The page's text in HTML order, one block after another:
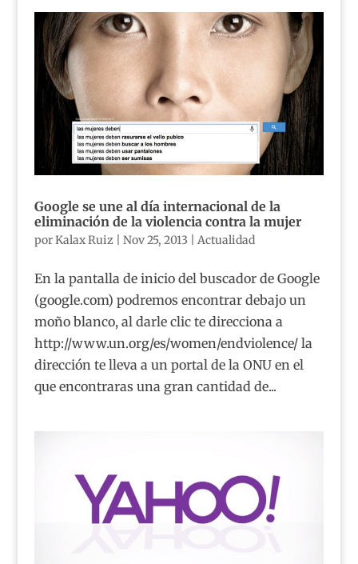
Google se une al día internacional de la
eliminación de la violencia contra la mujer
porKalax Ruiz Nov 25, 2013 Actualidad
En la pantalla de inicio del buscador de Google
(google.com) podremos encontrar debajo un
moño blanco, al darle clic te direcciona a
http://www.un.org/es/women/endviolence/ la
dirección te lleva a un portal de la ONU en el
que encontraras una gran cantidad de...